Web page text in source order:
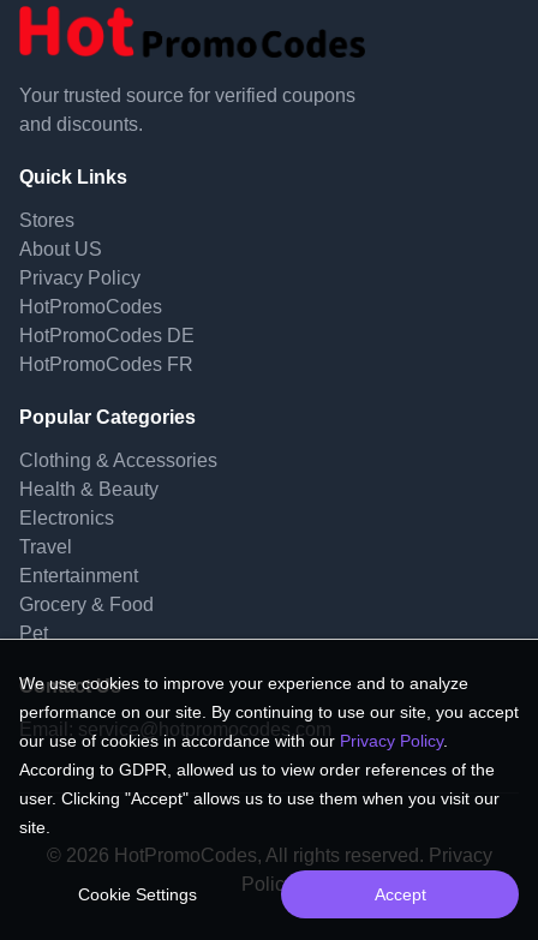
Your trusted source for verified coupons
and discounts.
Quick Links
Stores
About US
Privacy Policy
HotPromoCodes
HotPromoCodes DE
HotPromoCodes FR
Popular Categories
Clothing & Accessories
Health & Beauty
Electronics
Travel
Entertainment
Grocery & Food
Pet
Contact Us
Email: service@hotpromocodes.com
© 2026 HotPromoCodes, All rights reserved. Privacy
Policy.
We use cookies to improve your experience and to analyze
performance on our site. By continuing to use our site, you accept
our use of cookies in accordance with our Privacy Policy.
According to GDPR, allowed us to view order references of the
user. Clicking "Accept" allows us to use them when you visit our
site.
Cookie Settings Accept